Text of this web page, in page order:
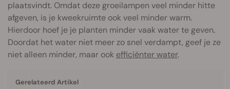
plaatsvindt. Omdat deze groeilampen veel minder hitte
afgeven, is je kweekruimte ook veel minder warm.
Hierdoor hoef je je planten minder vaak water te geven.
Doordat het water niet meer zo snel verdampt, geef je ze
niet alleen minder, maar ook efficiënter water.
Gerelateerd Artikel